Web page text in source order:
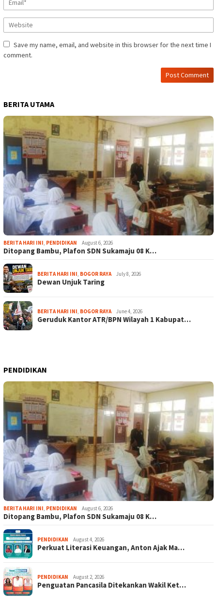
Save my name, email, and website in this browser for the next time I
comment.
BERITA UTAMA
BERITA HARI INI, PENDIDIKAN August 6, 2026
Ditopang Bambu, Plafon SDN Sukamaju 08 K…
BERITA HARI INI, BOGOR RAYA July 8, 2026
Dewan Unjuk Taring
BERITA HARI INI, BOGOR RAYA June 4, 2026
Geruduk Kantor ATR/BPN Wilayah 1 Kabupat…
PENDIDIKAN
BERITA HARI INI, PENDIDIKAN August 6, 2026
Ditopang Bambu, Plafon SDN Sukamaju 08 K…
PENDIDIKAN August 4, 2026
Perkuat Literasi Keuangan, Anton Ajak Ma…
PENDIDIKAN August 2, 2026
Penguatan Pancasila Ditekankan Wakil Ket…